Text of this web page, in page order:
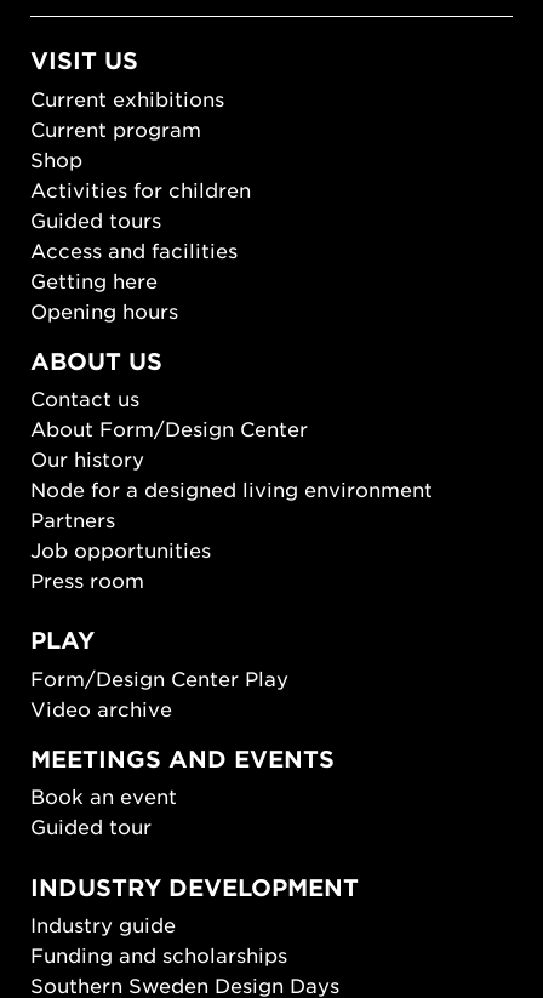
VISIT US
Current exhibitions
Current program
Shop
Activities for children
Guided tours
Access and facilities
Getting here
Opening hours
ABOUT US
Contact us
About Form/Design Center
Our history
Node for a designed living environment
Partners
Job opportunities
Press room
PLAY
Form/Design Center Play
Video archive
MEETINGS AND EVENTS
Book an event
Guided tour
INDUSTRY DEVELOPMENT
Industry guide
Funding and scholarships
Southern Sweden Design Days